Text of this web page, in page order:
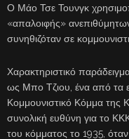
Ο Μάο Τσε Τουνγκ
«απαλοιφής»
συνηθιζόταν σε
Χαρακτηριστικό
ως Μπο Τζιου, ένα από τα
Κομμουνιστικό Κόμμα της
συνολική ευθύνη για το
του κόμματος το 1935, όταν